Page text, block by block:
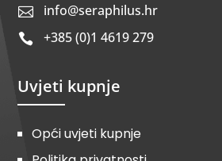
 info@seraphilus.hr
 +385 (0)1 4619 279
Uvjeti kupnje
Opći uvjeti kupnje